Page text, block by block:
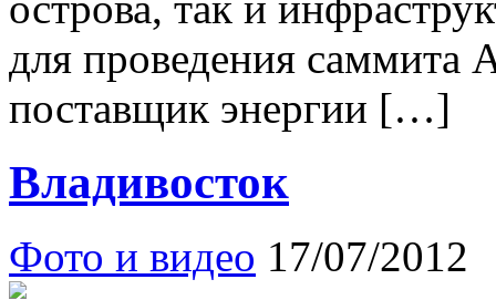
для проведения
поставщик энергии […]
Владивосток
Фото и видео 17/07/2012